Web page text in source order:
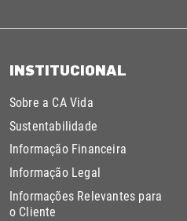
INSTITUCIONAL
Sobre a CA Vida
Sustentabilidade
Informação Financeira
Informação Legal
Informações Relevantes para
o Cliente